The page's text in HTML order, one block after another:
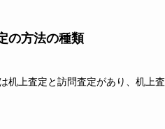
の方法の種類
机上査定と訪問査定があり、机上